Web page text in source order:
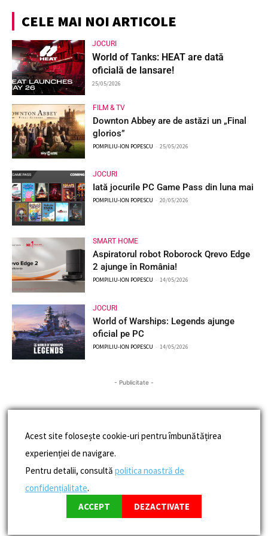
CELE MAI NOI ARTICOLE
JOCURI
World of Tanks: HEAT are dată
oficială de lansare!
25/05/2026
FILM & TV
Downton Abbey are de astăzi un „Final
glorios”
POMPILIU-ION POPESCU - 25/05/2026
JOCURI
Iată jocurile PC Game Pass din luna mai
POMPILIU-ION POPESCU - 20/05/2026
SMART HOME
Aspiratorul robot Roborock Qrevo Edge
2 ajunge în România!
POMPILIU-ION POPESCU - 14/05/2026
JOCURI
World of Warships: Legends ajunge
oficial pe PC
POMPILIU-ION POPESCU - 14/05/2026
- Publicitate -
Acest site folosește cookie-uri pentru îmbunătățirea
experienției de navigare.
Pentru detalii, consultă politica noastră de
confidențialitate.
ACCEPT
DEZACTIVATE